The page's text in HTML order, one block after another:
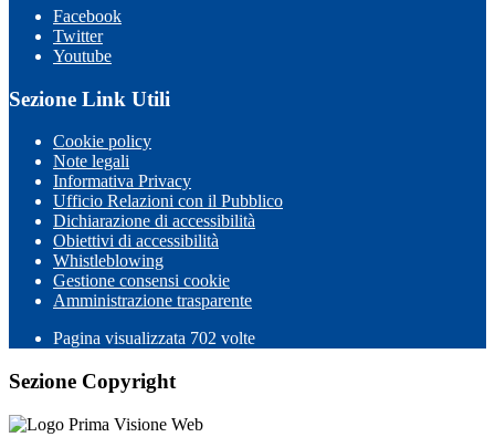
Facebook
Twitter
Youtube
Sezione Link Utili
Cookie policy
Note legali
Informativa Privacy
Ufficio Relazioni con il Pubblico
Dichiarazione di accessibilità
Obiettivi di accessibilità
Whistleblowing
Gestione consensi cookie
Amministrazione trasparente
Pagina visualizzata 702 volte
Sezione Copyright